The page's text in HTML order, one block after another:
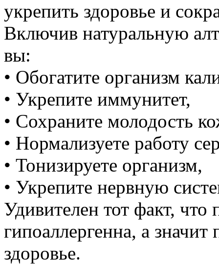
укрепить здоровье и
Включив натуральную
вы:
• Обогатите организм
• Укрепите иммунитет,
• Сохраните молодость
• Нормализуете работу
• Тонизируете организм,
• Укрепите нервную
Удивителен тот факт, что
гипоаллергенна, а
здоровье.